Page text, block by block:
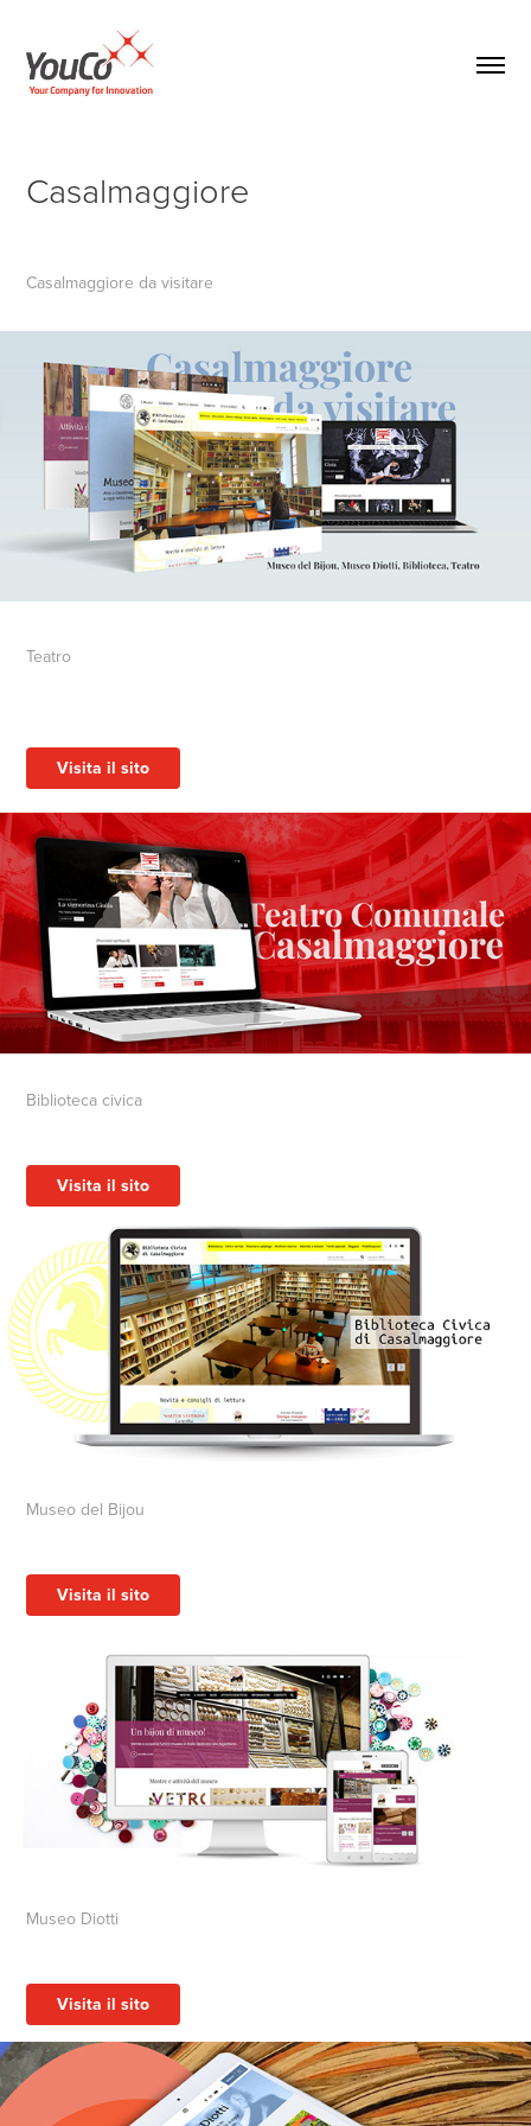
Casalmaggiore
Casalmaggiore da visitare
Teatro
Visita il sito
Biblioteca civica
Visita il sito
Museo del Bijou
Visita il sito
Museo Diotti
Visita il sito